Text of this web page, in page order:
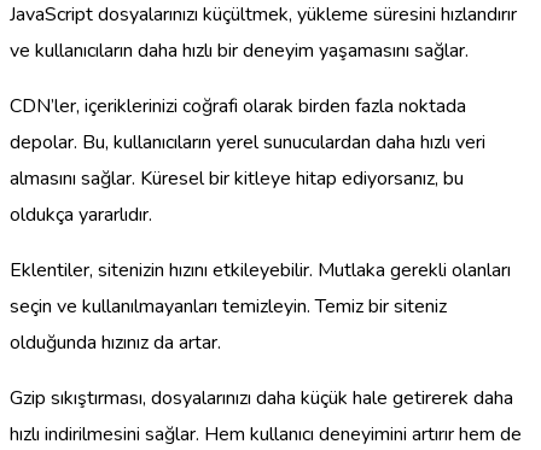
JavaScript dosyalarınızı küçültmek, yükleme süresini hızlandırır
ve kullanıcıların daha hızlı bir deneyim yaşamasını sağlar.
CDN’ler, içeriklerinizi coğrafi olarak birden fazla noktada
depolar. Bu, kullanıcıların yerel sunuculardan daha hızlı veri
almasını sağlar. Küresel bir kitleye hitap ediyorsanız, bu
oldukça yararlıdır.
Eklentiler, sitenizin hızını etkileyebilir. Mutlaka gerekli olanları
seçin ve kullanılmayanları temizleyin. Temiz bir siteniz
olduğunda hızınız da artar.
Gzip sıkıştırması, dosyalarınızı daha küçük hale getirerek daha
hızlı indirilmesini sağlar. Hem kullanıcı deneyimini artırır hem de